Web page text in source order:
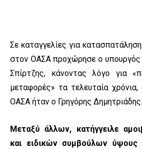
Σε καταγγελίες για
στον ΟΑΣΑ προχώρησε ο
Σπίρτζης, κάνοντας λόγο για
μεταφορές» τα τελευταία
ΟΑΣΑ ήταν ο Γρηγόρης Δημητριάδης.
Μεταξύ άλλων, κατήγγειλε
και ειδικών συμβούλων